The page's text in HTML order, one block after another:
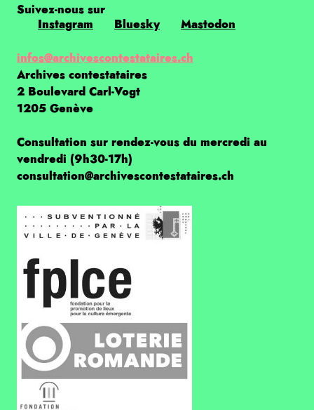
Suivez-nous sur
Instagram
Bluesky Mastodon
infos@archivescontestataires.ch
Archives contestataires
2 Boulevard Carl-Vogt
1205 Genève
Consultation sur rendez-vous du mercredi au
vendredi (9h30-17h)
consultation@archivescontestataires.ch